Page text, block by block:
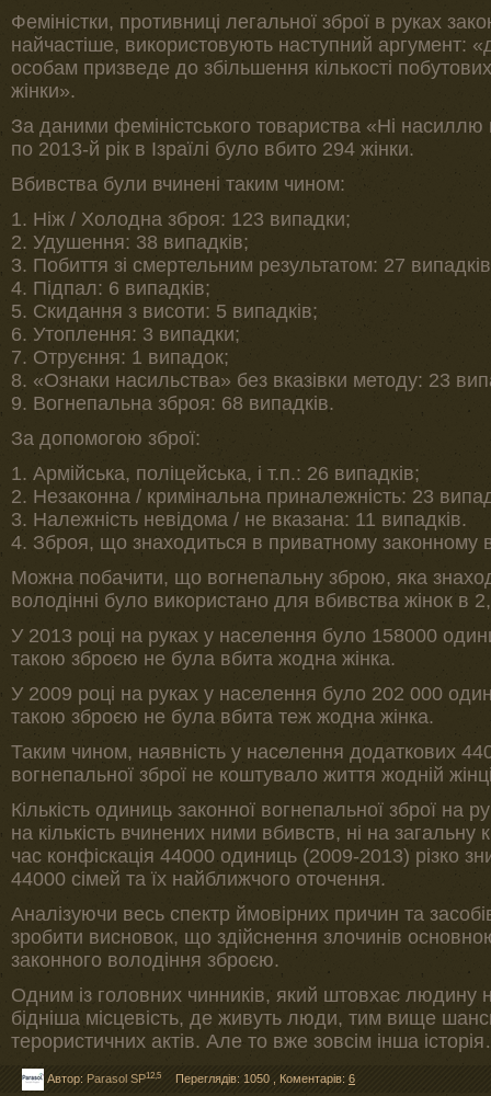
Феміністки, противниці легальної зброї в руках
найчастіше, використовують наступний аргумент:
особам призведе до збільшення кількості
жінки».
За даними феміністського товариства «Ні насиллю
по 2013-й рік в Ізраїлі було вбито 294 жінки.
Вбивства були вчинені таким чином:
1. Ніж / Холодна зброя: 123 випадки;
2. Удушення: 38 випадків;
3. Побиття зі смертельним результатом: 27
4. Підпал: 6 випадків;
5. Скидання з висоти: 5 випадків;
6. Утоплення: 3 випадки;
7. Отруєння: 1 випадок;
8. «Ознаки насильства» без вказівки методу: 23
9. Вогнепальна зброя: 68 випадків.
За допомогою зброї:
1. Армійська, поліцейська, і т.п.: 26 випадків;
2. Незаконна / кримінальна приналежність: 23
3. Належність невідома / не вказана: 11 випадків.
4. Зброя, що знаходиться в приватному законному
Можна побачити, що вогнепальну зброю, яка
володінні було використано для вбивства жінок в
У 2013 році на руках у населення було 158000
такою зброєю не була вбита жодна жінка.
У 2009 році на руках у населення було 202 000
такою зброєю не була вбита теж жодна жінка.
Таким чином, наявність у населення додаткових
вогнепальної зброї не коштувало життя жодній
Кількість одиниць законної вогнепальної зброї на
на кількість вчинених ними вбивств, ні на загальну
час конфіскація 44000 одиниць (2009-2013) різко
44000 сімей та їх найближчого оточення.
Аналізуючи весь спектр ймовірних причин та
зробити висновок, що здійснення злочинів
законного володіння зброєю.
Одним із головних чинників, який штовхає людину
бідніша місцевість, де живуть люди, тим вище
терористичних актів. Але то вже зовсім інша
Автор: Parasol SP12,5 Переглядів: 1050 Коментарів: 6